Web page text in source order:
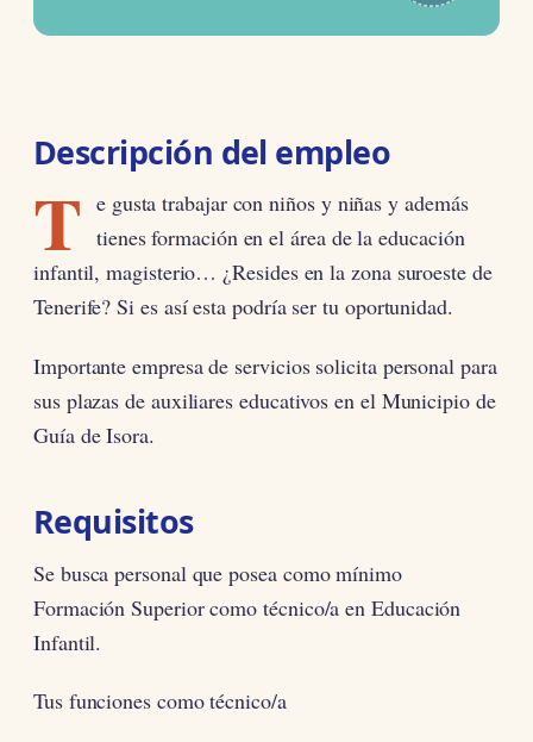
Descripción del empleo
T e gusta trabajar con niños y niñas y además
tienes formación en el área de la educación
infantil, magisterio… ¿Resides en la zona suroeste de
Tenerife? Si es así esta podría ser tu oportunidad.
Importante empresa de servicios solicita personal para
sus plazas de auxiliares educativos en el Municipio de
Guía de Isora.
Requisitos
Se busca personal que posea como mínimo
Formación Superior como técnico/a en Educación
Infantil.
Tus funciones como técnico/a